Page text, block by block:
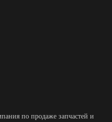
по продаже запчастей и